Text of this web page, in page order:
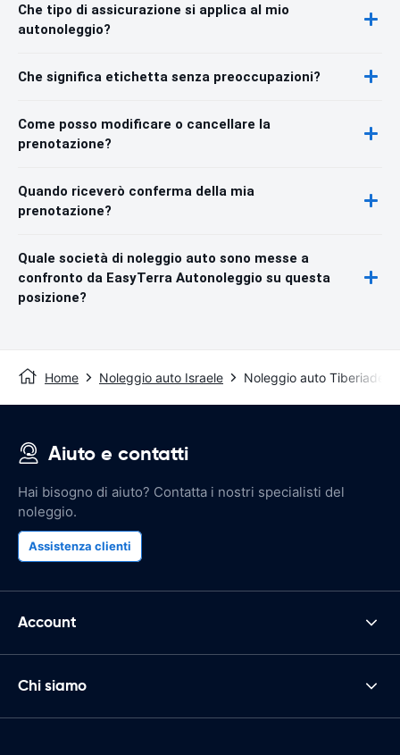
Che tipo di assicurazione si applica al mio
autonoleggio?
Che significa etichetta senza preoccupazioni?
Come posso modificare o cancellare la
prenotazione?
Quando riceverò conferma della mia
prenotazione?
Quale società di noleggio auto sono messe a
confronto da EasyTerra Autonoleggio su questa
posizione?
Home Noleggio auto Israele Noleggio auto Tiberiade
Aiuto e contatti
Hai bisogno di aiuto? Contatta i nostri specialisti del
noleggio.
Assistenza clienti
Account
Chi siamo